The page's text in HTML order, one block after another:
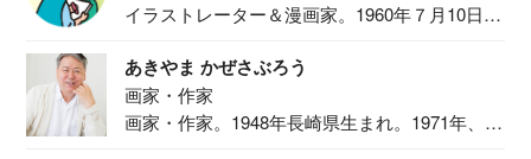
イラストレーター＆漫画家。1960年７月10日生
あきやま かぜさぶろう
画家・作家
画家・作家。1948年長崎県生まれ。1971年、